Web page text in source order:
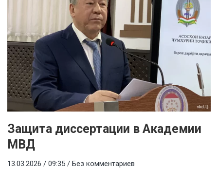
Защита диссертации в Академии
МВД
13.03.2026 / 09:35 / Без комментариев